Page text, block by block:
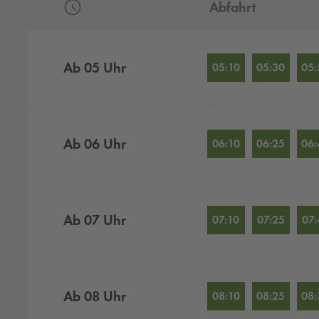
Abfahrt
Ab05 Uhr 05:10 05:30
Ab06 Uhr 06:10 06:25
Ab07 Uhr 07:10 07:25
Ab08 Uhr 08:10 08:25